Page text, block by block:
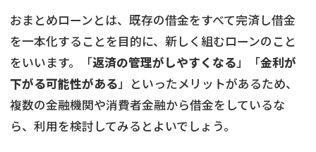
おまとめローンとは、既存の借金をすべて完済し借金
を一本化することを目的に、新しく組むローンのこと
をいいます。「返済の管理がしやすくなる 」「金利が
下がる可能性がある 」といったメリットがあるため、
複数の金融機関や消費者金融から借金をしているな
ら、利用を検討してみるとよいでしょう。